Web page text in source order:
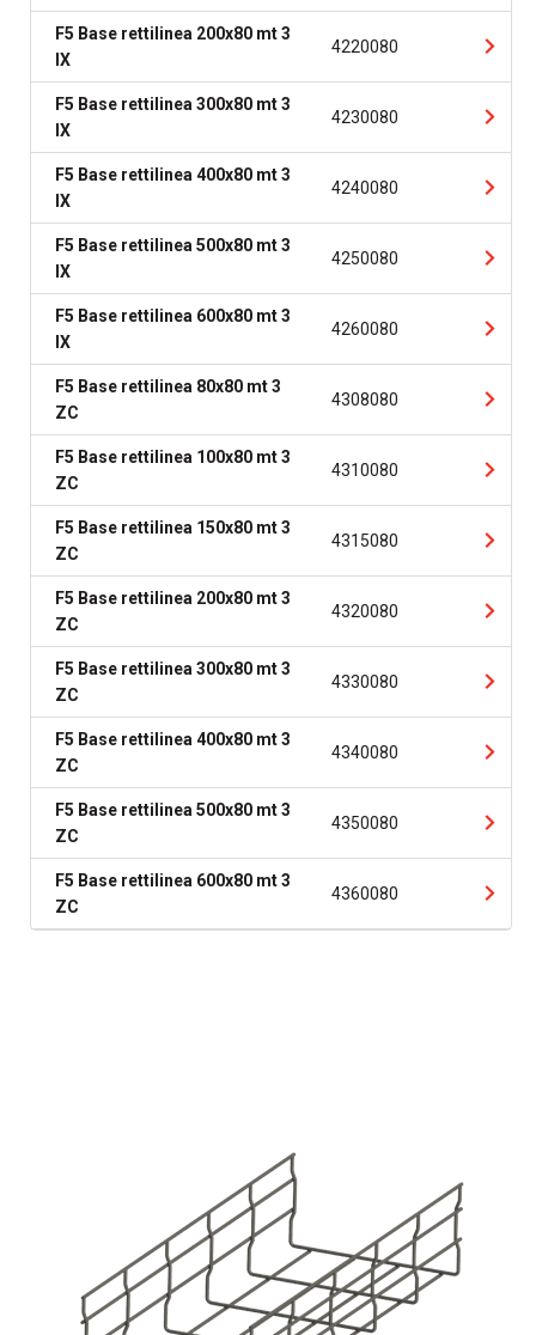
F5 Base rettilinea 200x80 mt 3
IX
4220080
F5 Base rettilinea 300x80 mt 3
IX
4230080
F5 Base rettilinea 400x80 mt 3
IX
4240080
F5 Base rettilinea 500x80 mt 3
IX
4250080
F5 Base rettilinea 600x80 mt 3
IX
4260080
F5 Base rettilinea 80x80 mt 3
ZC
4308080
F5 Base rettilinea 100x80 mt 3
ZC
4310080
F5 Base rettilinea 150x80 mt 3
ZC
4315080
F5 Base rettilinea 200x80 mt 3
ZC
4320080
F5 Base rettilinea 300x80 mt 3
ZC
4330080
F5 Base rettilinea 400x80 mt 3
ZC
4340080
F5 Base rettilinea 500x80 mt 3
ZC
4350080
F5 Base rettilinea 600x80 mt 3
ZC
4360080